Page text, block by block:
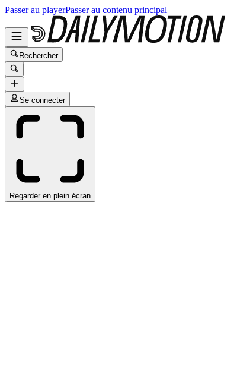
Passer au playerPasser au contenu principal
Rechercher
Se connecter
Regarder en plein écran